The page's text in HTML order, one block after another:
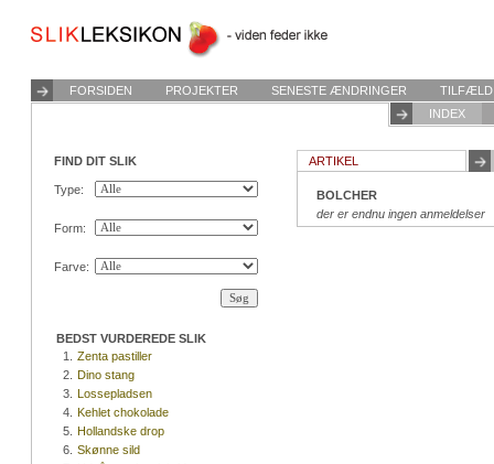
FORSIDEN PROJEKTER SENESTE ÆNDRINGER
INDEX
FIND DIT SLIK
Type:
Form:
Farve:
BEDST VURDEREDE SLIK
1.
Zenta pastiller
2. Dino stang
3. Lossepladsen
4. Kehlet chokolade
5. Hollandske drop
6. Skønne sild
ARTIKEL
BOLCHER
der er endnu ingen anmeldelser